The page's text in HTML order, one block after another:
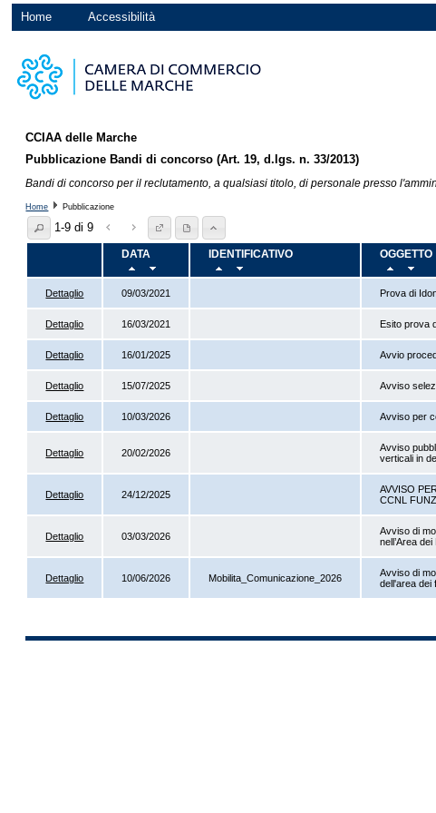
Home Accessibilità
CCIAA delle Marche
Pubblicazione Bandi di concorso (Art. 19, d.lgs. n. 33/2013)
Bandi di concorso per il reclutamento, a qualsiasi titolo, di personale presso
Home Pubblicazione
1-9 di 9
DATA IDENTIFICATIVO OGGETTO
Dettaglio 09/03/2021 Prova di
Dettaglio 16/03/2021 Esito prova
Dettaglio 16/01/2025 Avvio
Dettaglio 15/07/2025 Avviso
Dettaglio 10/03/2026 Avviso per
Dettaglio 20/02/2026
Avviso
verticali in
Dettaglio 24/12/2025
AVVISO
CCNL
Dettaglio 03/03/2026
Avviso di
nell’Area
Dettaglio 10/06/2026 Mobilita_Comunicazione_2026
Avviso di
dell'area dei